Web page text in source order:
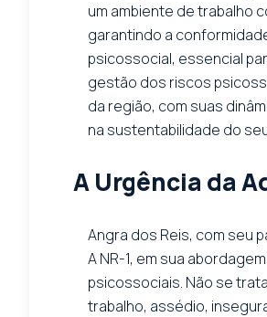
um ambiente de trabalho
garantindo a
psicossocial, essencial
gestão dos riscos
da região, com suas
na sustentabilidade do
A Urgência da
Angra dos Reis, com seu
A NR-1, em sua
psicossociais. Não se
trabalho, assédio,